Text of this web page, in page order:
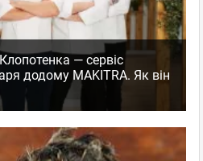
— сервіс
додому MAKITRA. Як він